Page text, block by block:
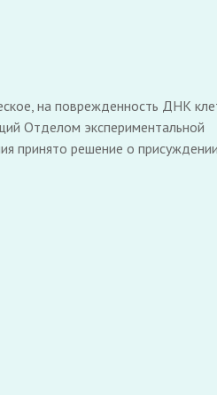
на поврежденность ДНК
Отделом экспериментальной
принято решение о